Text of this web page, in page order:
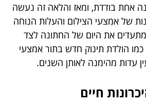
אחת בודדת, ומאז והלאה זה נעשה
של אמצעי הצילום והעלות הנוחה
מתעדים את היום של החתונה לצד
כמו הולדת תינוק חדש בתור אמצעי
עדות מהימנה לאותן השנים.
חיים